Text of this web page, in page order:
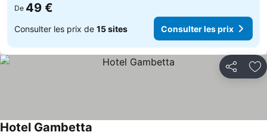
De 49 €
Consulter les prix de 15 sites Consulter les prix
Partager
Hotel Gambetta